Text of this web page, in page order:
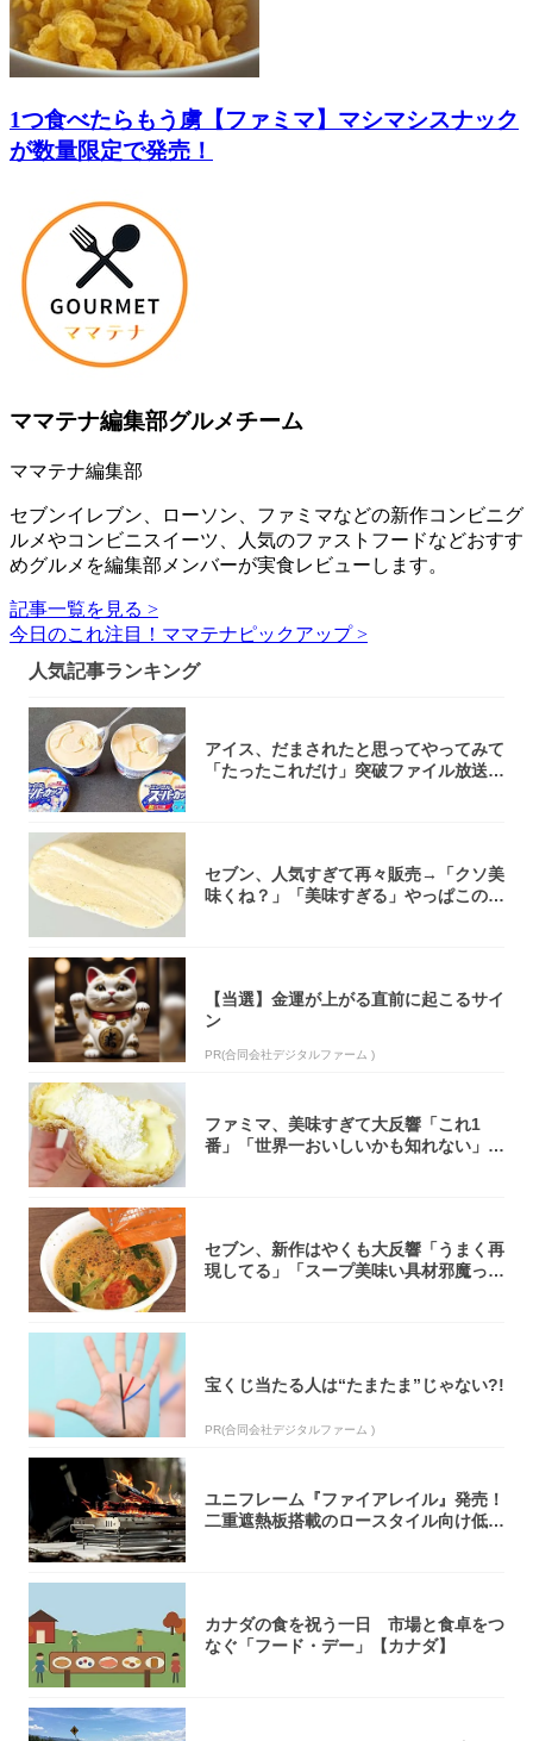
1つ食べたらもう虜【ファミマ】マシマシスナック
が数量限定で発売！
ママテナ編集部グルメチーム
ママテナ編集部
セブンイレブン、ローソン、ファミマなどの新作コンビニグ
ルメやコンビニスイーツ、人気のファストフードなどおすす
めグルメを編集部メンバーが実食レビューします。
記事一覧を見る >
今日のこれ注目！ママテナピックアップ >
人気記事ランキング
アイス、だまされたと思ってやってみて
「たったこれだけ」突破ファイル放送で
セブン、人気すぎて再々販売→「クソ美
味くね？」「美味すぎる」やっぱこのク
【当選】金運が上がる直前に起こるサイ
ン
PR(合同会社デジタルファーム )
ファミマ、美味すぎて大反響「これ1
番」「世界一おいしいかも知れない」
セブン、新作はやくも大反響「うまく再
現してる」「スープ美味い具材邪魔って
宝くじ当たる人は“たまたま”じゃない?!
PR(合同会社デジタルファーム )
ユニフレーム『ファイアレイル』発売！
二重遮熱板搭載のロースタイル向け低型
カナダの食を祝う一日 市場と食卓をつ
なぐ「フード・デー」【カナダ】